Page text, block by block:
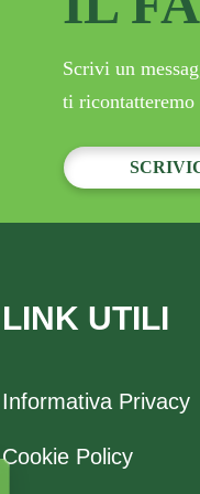
Scrivi un
ti ricontatteremo
LINK UTILI
Informativa Privacy
Cookie Policy